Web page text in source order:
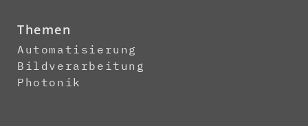
Themen
Automatisierung
Bildverarbeitung
Photonik